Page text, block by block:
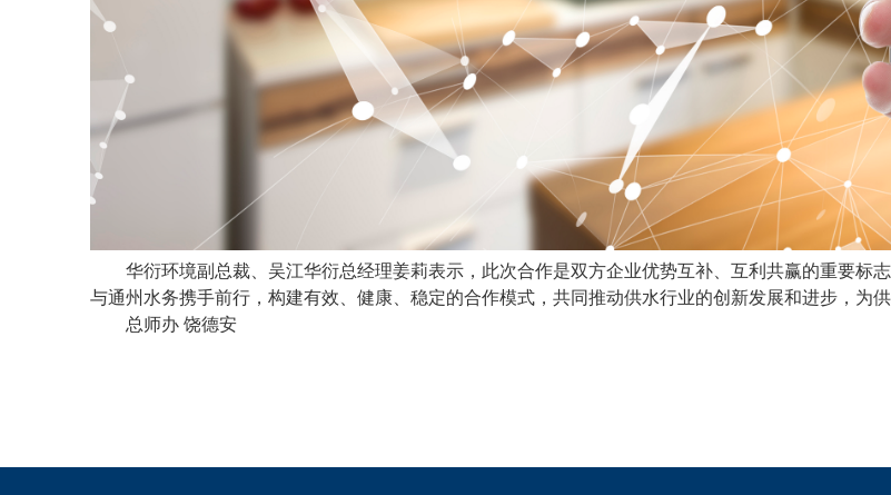
华衍环境副总裁、吴江华衍总经理姜莉表示，此次合作是双方企业优势互补、互利共赢的重要标
与通州水务携手前行，构建有效、健康、稳定的合作模式，共同推动供水行业的创新发展和进步，为
总师办 饶德安